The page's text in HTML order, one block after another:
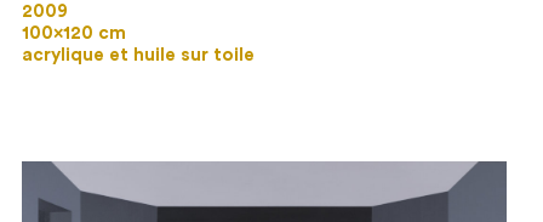
2009
100×120 cm
acrylique et huile sur toile